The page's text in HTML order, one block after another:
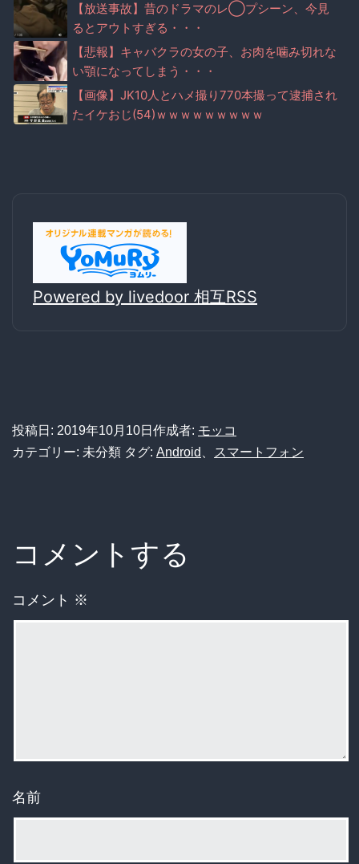
【放送事故】昔のドラマのレ◯プシーン、今見
るとアウトすぎる・・・
【悲報】キャバクラの女の子、お肉を噛み切れな
い顎になってしまう・・・
【画像】JK10人とハメ撮り770本撮って逮捕され
たイケおじ(54)ｗｗｗｗｗｗｗｗｗ
Powered by livedoor 相互RSS
投稿日: 2019年10月10日 作成者: モッコ
カテゴリー: 未分類 タグ: Android スマートフォン
コメントする
コメント ※
名前